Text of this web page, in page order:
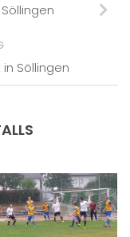
Söllingen